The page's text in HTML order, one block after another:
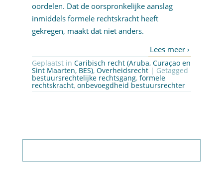
oordelen. Dat de oorspronkelijke aanslag
inmiddels formele rechtskracht heeft
gekregen, maakt dat niet anders.
Geplaatst in Caribisch recht (Aruba, Curaçao en
Sint Maarten, BES), Overheidsrecht | Getagged
bestuursrechtelijke rechtsgang, formele
rechtskracht, onbevoegdheid bestuursrechter